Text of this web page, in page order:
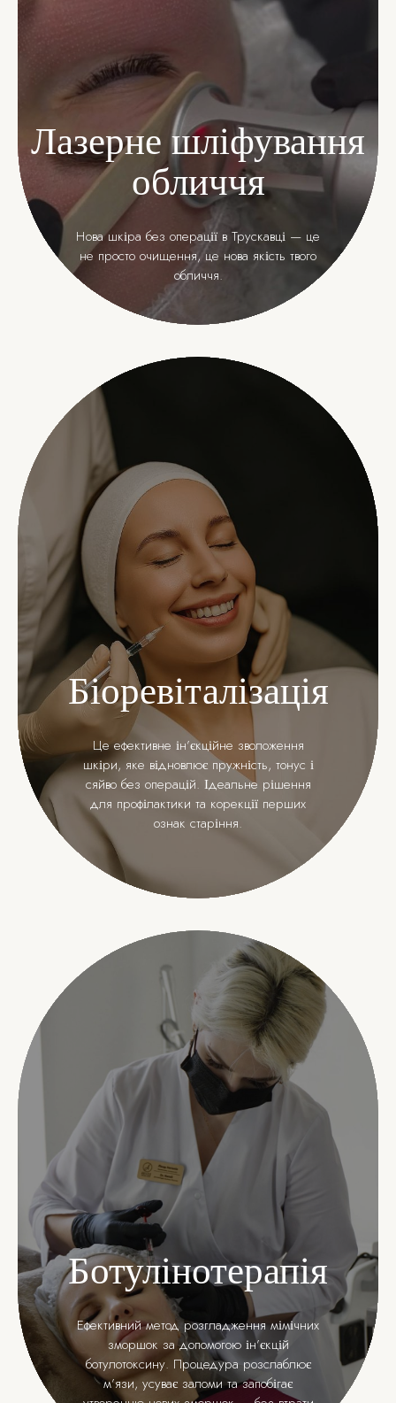
Лазерне шліфування
обличчя
Нова шкіра без операції в Трускавці — це
не просто очищення, це нова якість твого
обличчя.
Біоревіталізація
Це ефективне ін’єкційне зволоження
шкіри, яке відновлює пружність, тонус і
сяйво без операцій. Ідеальне рішення
для профілактики та корекції перших
ознак старіння.
Ботулінотерапія
Ефективний метод розгладження мімічних
зморшок за допомогою ін’єкцій
ботулотоксину. Процедура розслаблює
м’язи, усуває заломи та запобігає